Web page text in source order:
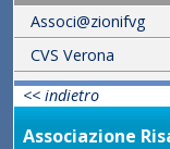
Associ@zionifvg
CVS Verona
<< indietro
Associazione